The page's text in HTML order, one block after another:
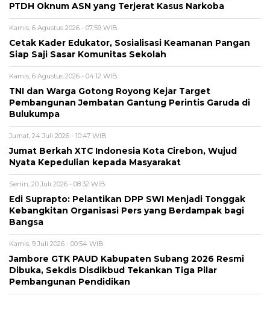
PTDH Oknum ASN yang Terjerat Kasus Narkoba
Kamis, 6 Agustus 2026 - 07:59 WIB
Cetak Kader Edukator, Sosialisasi Keamanan Pangan
Siap Saji Sasar Komunitas Sekolah
Kamis, 6 Agustus 2026 - 04:12 WIB
TNI dan Warga Gotong Royong Kejar Target
Pembangunan Jembatan Gantung Perintis Garuda di
Bulukumpa
Jumat, 24 Juli 2026 - 10:47 WIB
Jumat Berkah XTC Indonesia Kota Cirebon, Wujud
Nyata Kepedulian kepada Masyarakat
Senin, 20 Juli 2026 - 08:32 WIB
Edi Suprapto: Pelantikan DPP SWI Menjadi Tonggak
Kebangkitan Organisasi Pers yang Berdampak bagi
Bangsa
Kamis, 9 Juli 2026 - 00:54 WIB
Jambore GTK PAUD Kabupaten Subang 2026 Resmi
Dibuka, Sekdis Disdikbud Tekankan Tiga Pilar
Pembangunan Pendidikan